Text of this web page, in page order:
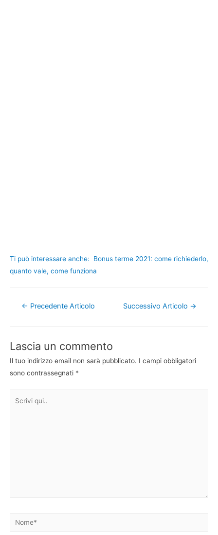
Ti può interessare anche:
Bonus terme 2021: come richiederlo,
quanto vale, come funziona
Navigazione
← Precedente Articolo Successivo Articolo →
Lascia un commento
Il tuo indirizzo email non sarà pubblicato. I campi obbligatori
sono contrassegnati *
Nome*